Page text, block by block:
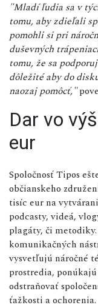
"Mladí ľudia sa v
tomu, aby zdieľali
pomohli si pri
duševných
tomu, že sa
dôležité aby do
naozaj pomôcť,"
Dar vo
eur
Spoločnosť Tipos
občianskeho
tisíc eur na
podcasty, videá,
plagáty, či
komunikačných
vysvetľujú náročné
prostredia,
odstraňovať
ťažkosti a ochorenia.